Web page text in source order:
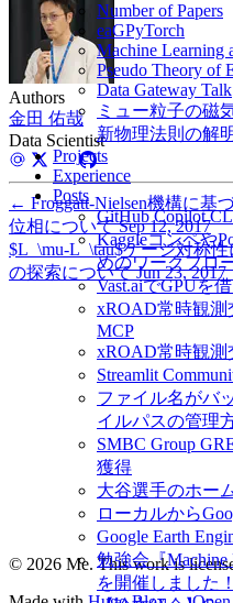
Number of Papers
eaGPyTorch
Machine Learning
Pseudo Theory of
Data Gateway Talk
ミュー粒子の磁
新物理法則の解
Projects
Experience
Posts
GitHub Copilot
Kaggleコンペや
めのワークフロ
Vast.aiでGPUを
xROAD常時観測
MCP
xROAD常時観測
Streamlit
ファイル名がバ
イルパスの管理
SMBC Group
獲得
大谷選手のホー
ローカルから
Google Earth
勉強会『Machine
を開催しました！
Authors
金田 佑哉
Data Scientist
← Froggatt-Nielsen機構に基
位相について Sep 12, 2017
$L_\mu-L_\tau$ゲージ対称
の探索について Jun 23, 2017
© 2026 Me. This work is